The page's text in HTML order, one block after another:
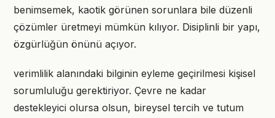
benimsemek, kaotik görünen sorunlara bile düzenli
çözümler üretmeyi mümkün kılıyor. Disiplinli bir yapı,
özgürlüğün önünü açıyor.
verimlilik alanındaki bilginin eyleme geçirilmesi kişisel
sorumluluğu gerektiriyor. Çevre ne kadar
destekleyici olursa olsun, bireysel tercih ve tutum